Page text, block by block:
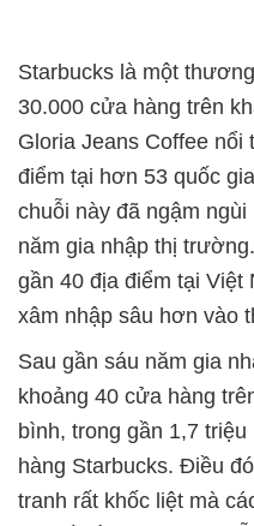
Starbucks là một
30.000 cửa hàng trên
Gloria Jeans Coffee nổi
điểm tại hơn 53 quốc
chuỗi này đã ngậm
năm gia nhập thị
gần 40 địa điểm tại Việt
xâm nhập sâu hơn vào
Sau gần sáu năm gia
khoảng 40 cửa hàng
bình, trong gần 1,7
hàng Starbucks. Điều
tranh rất khốc liệt mà